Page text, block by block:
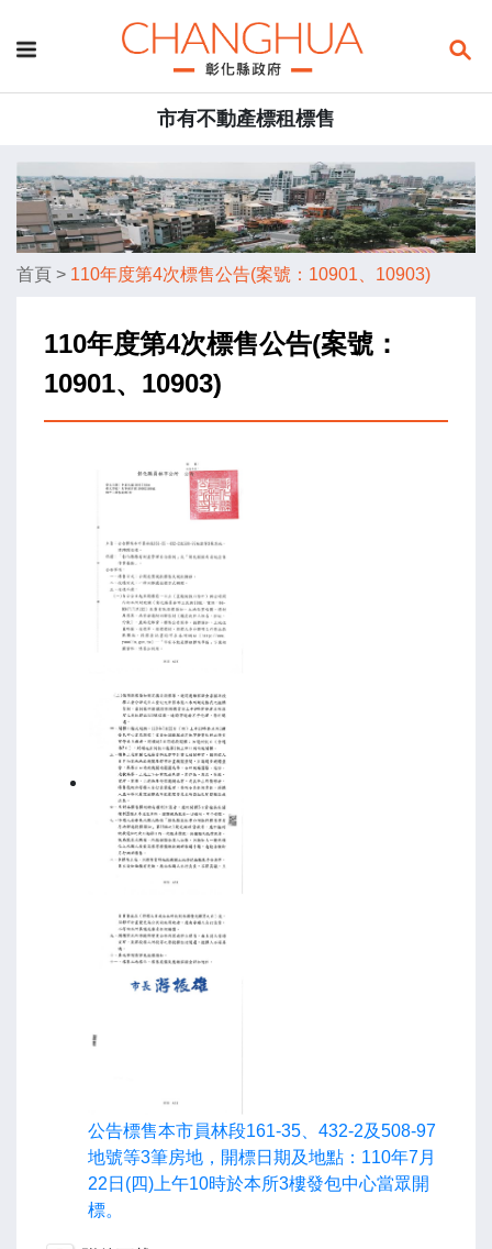
市有不動產標租標售
首頁 > 110年度第4次標售公告(案號：10901、10903)
110年度第4次標售公告(案號：
10901、10903)
公告標售本市員林段161-35、432-2及508-97
地號等3筆房地，開標日期及地點：110年7月
22日(四)上午10時於本所3樓發包中心當眾開
標。